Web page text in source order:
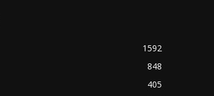
1592
848
405